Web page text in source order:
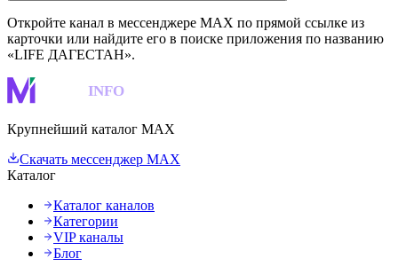
Откройте канал в мессенджере MAX по прямой ссылке из
карточки или найдите его в поиске приложения по названию
«LIFE ДАГЕСТАН».
INFO
Крупнейший каталог MAX
Скачать мессенджер MAX
Каталог
Каталог каналов
Категории
VIP каналы
Блог